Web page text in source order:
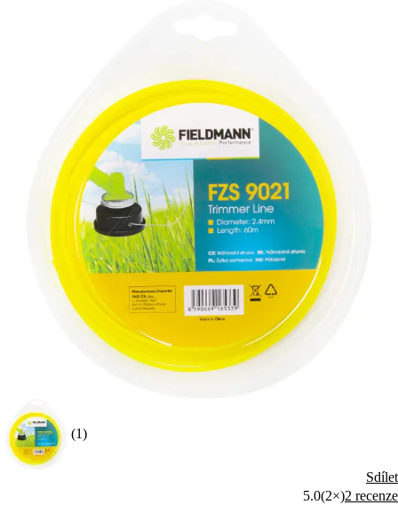
(1)
Sdílet
5.0(2×)2 recenze